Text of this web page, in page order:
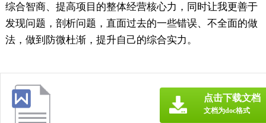
综合智商、提高项目的整体经营核心力，同时让我更善于
发现问题，剖析问题，直面过去的一些错误、不全面的做
法，做到防微杜渐，提升自己的综合实力。
点击下载文档
文档为doc格式